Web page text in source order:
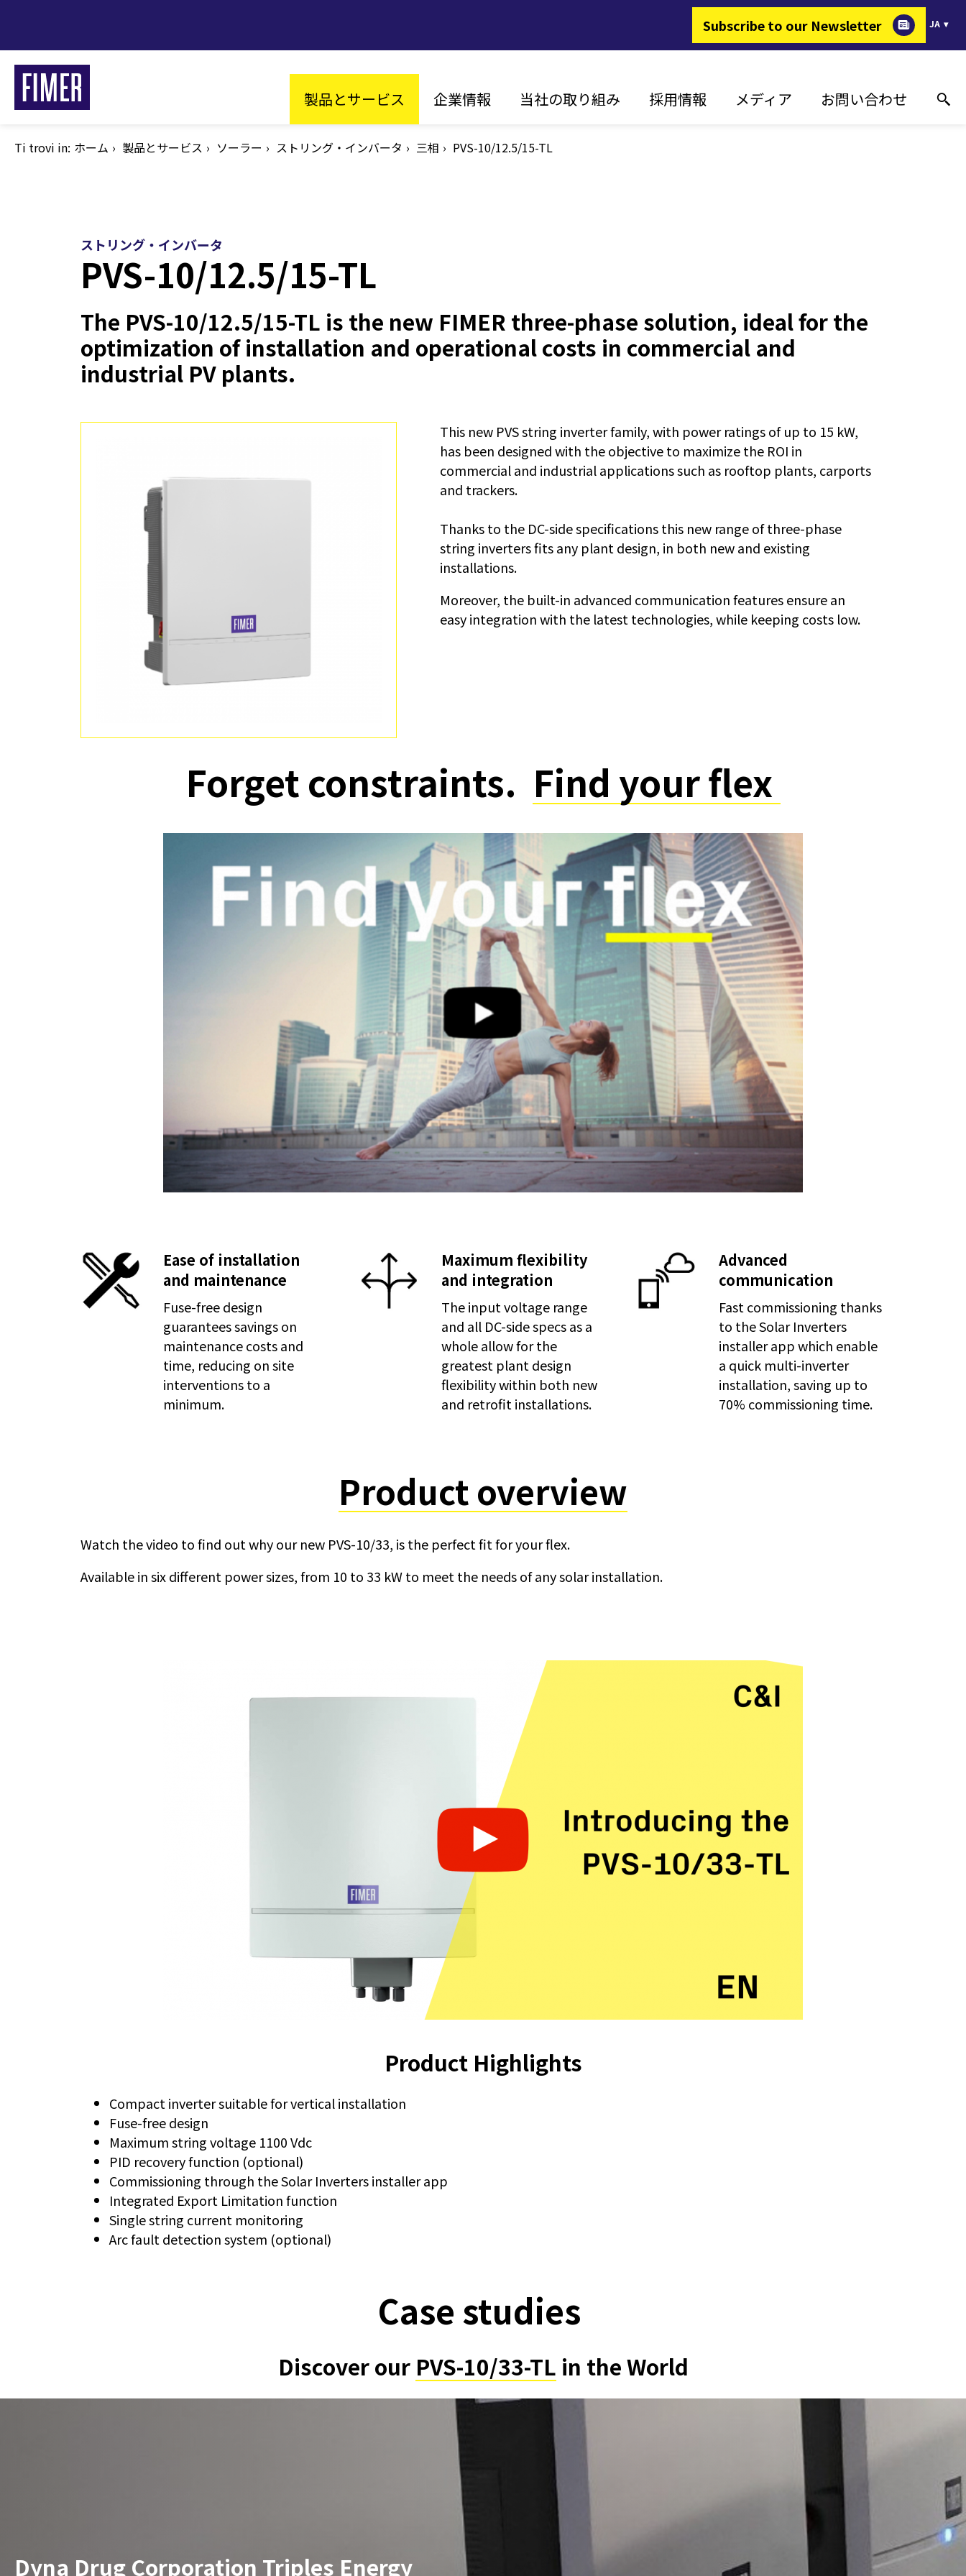
ン
Subscribe to our Newsletter JA
Main
navigation
製品とサービス
私たちのソリューション
低圧・高圧向け
特別高圧向け
マイクログリッド
セントラル・インバータ
ターンキー・ステーション
監視と制御
旧製品
マイクログリッド・ソリューション
企業情報
ビジョン、ミッション
当社の取り組み
持続可能性
採用情報 メディア お問い合わせ
Ti trovi in: パ
ホーム 製品とサービス ソーラー ストリング・インバータ 三相 PVS-10/12.5/15-TL
ストリング・インバータ
PVS-10/12.5/15-TL
The PVS-10/12.5/15-TL is the new FIMER three-phase solution, ideal for the
optimization of installation and operational costs in commercial and
industrial PV plants.
This new PVS string inverter family, with power ratings of up to 15 kW,
has been designed with the objective to maximize the ROI in
commercial and industrial applications such as rooftop plants, carports
and trackers.
Thanks to the DC-side specifications this new range of three-phase
string inverters fits any plant design, in both new and existing
installations.
Moreover, the built-in advanced communication features ensure an
easy integration with the latest technologies, while keeping costs low.
Forget constraints. Find your flex
Ease of installation
and maintenance
Fuse-free design
guarantees savings on
maintenance costs and
time, reducing on site
interventions to a
minimum.
Maximum flexibility
and integration
The input voltage range
and all DC-side specs as a
whole allow for the
greatest plant design
flexibility within both new
and retrofit installations.
Advanced
communication
Fast commissioning thanks
to the Solar Inverters
installer app which enable
a quick multi-inverter
installation, saving up to
70% commissioning time.
Product overview
Watch the video to find out why our new PVS-10/33, is the perfect fit for your flex.
Available in six different power sizes, from 10 to 33 kW to meet the needs of any solar installation.
Product Highlights
Compact inverter suitable for vertical installation
Fuse-free design
Maximum string voltage 1100 Vdc
PID recovery function (optional)
Commissioning through the Solar Inverters installer app
Integrated Export Limitation function
Single string current monitoring
Arc fault detection system (optional)
Case studies
Discover our PVS-10/33-TL in the World
Dyna Drug Corporation Triples Energy